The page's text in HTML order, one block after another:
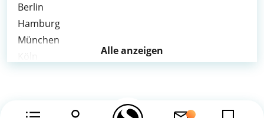
Berlin
Hamburg
München
Alle anzeigen